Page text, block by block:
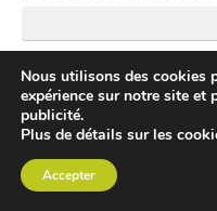
Newsletter
Souhaitez vous recevoir notre
Oui
Votre message
Votre commentaire, question,
Nous utilisons des cookies
expérience sur notre site et
publicité.
Plus de détails sur les
Accepter